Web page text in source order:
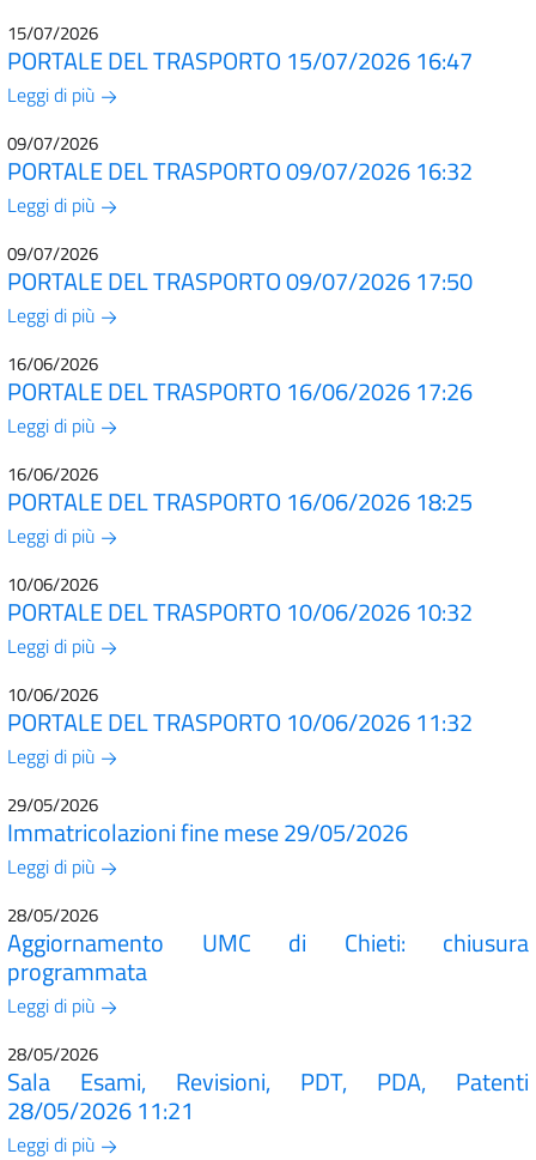
15/07/2026
PORTALE DEL TRASPORTO 15/07/2026 16:47
Leggi di più
09/07/2026
PORTALE DEL TRASPORTO 09/07/2026 16:32
Leggi di più
09/07/2026
PORTALE DEL TRASPORTO 09/07/2026 17:50
Leggi di più
16/06/2026
PORTALE DEL TRASPORTO 16/06/2026 17:26
Leggi di più
16/06/2026
PORTALE DEL TRASPORTO 16/06/2026 18:25
Leggi di più
10/06/2026
PORTALE DEL TRASPORTO 10/06/2026 10:32
Leggi di più
10/06/2026
PORTALE DEL TRASPORTO 10/06/2026 11:32
Leggi di più
29/05/2026
Immatricolazioni fine mese 29/05/2026
Leggi di più
28/05/2026
Aggiornamento UMC di Chieti: chiusura
programmata
Leggi di più
28/05/2026
Sala Esami, Revisioni, PDT, PDA, Patenti
28/05/2026 11:21
Leggi di più